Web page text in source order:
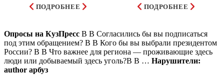
ПОДРОБНЕЕ ПОДРОБНЕЕ
Опросы на КузПресс В В Согласились бы вы подписаться
под этим обращением? В В Кого бы вы выбрали президентом
России? В В Что важнее для региона — проживающие здесь
люди или добываемый здесь уголь?В В … Нарушители:
author арбуз